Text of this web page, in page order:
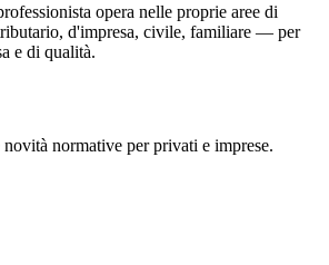
opera nelle proprie aree di
d'impresa, civile, familiare — per
e di qualità.
normative per privati e imprese.